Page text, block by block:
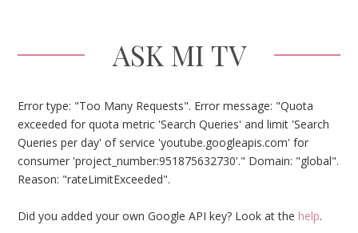
ASK MI TV
Error type: "Too Many Requests". Error message: "Quota
exceeded for quota metric 'Search Queries' and limit 'Search
Queries per day' of service 'youtube.googleapis.com' for
consumer 'project_number:951875632730'." Domain: "global".
Reason: "rateLimitExceeded".
Did you added your own Google API key? Look at the help.